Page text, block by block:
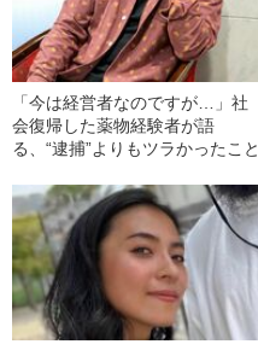
「今は経営者なのですが…」社
会復帰した薬物経験者が語
る、“逮捕”よりもツラかったこと